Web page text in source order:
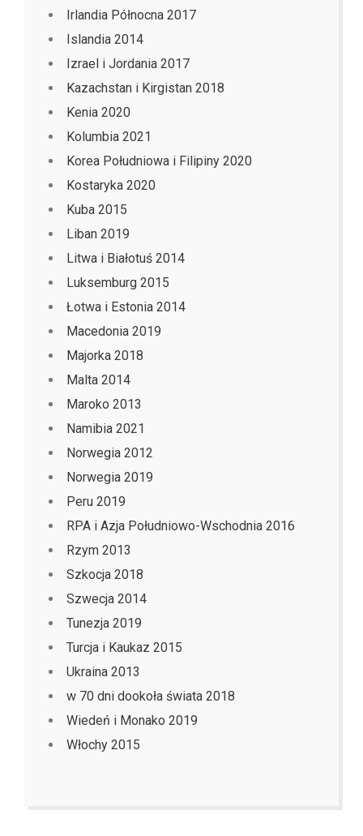
Irlandia Północna 2017
Islandia 2014
Izrael i Jordania 2017
Kazachstan i Kirgistan 2018
Kenia 2020
Kolumbia 2021
Korea Południowa i Filipiny 2020
Kostaryka 2020
Kuba 2015
Liban 2019
Litwa i Białotuś 2014
Luksemburg 2015
Łotwa i Estonia 2014
Macedonia 2019
Majorka 2018
Malta 2014
Maroko 2013
Namibia 2021
Norwegia 2012
Norwegia 2019
Peru 2019
RPA i Azja Południowo-Wschodnia 2016
Rzym 2013
Szkocja 2018
Szwecja 2014
Tunezja 2019
Turcja i Kaukaz 2015
Ukraina 2013
w 70 dni dookoła świata 2018
Wiedeń i Monako 2019
Włochy 2015